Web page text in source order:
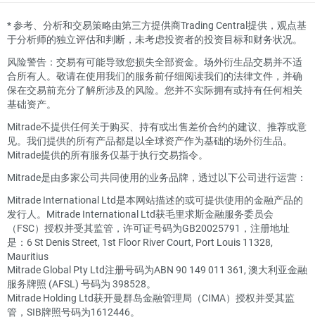
*参考、分析和交易策略由第三方提供商Trading Central提供，观点基
于分析师的独立评估和判断，未考虑投资者的投资目标和财务状况。
风险警告：交易有可能导致您损失全部资金。场外衍生品交易并不适
合所有人。敬请在使用我们的服务前仔细阅读我们的法律文件，并确
保在交易前充分了解所涉及的风险。您并不实际拥有或持有任何相关
基础资产。
Mitrade不提供任何关于购买、持有或出售差价合约的建议、推荐或意
见。我们提供的所有产品都是以全球资产作为基础的场外衍生品。
Mitrade提供的所有服务仅基于执行交易指令。
Mitrade是由多家公司共同使用的业务品牌，透过以下公司进行运营：
Mitrade International Ltd是本网站描述的或可提供使用的金融产品的
发行人。Mitrade International Ltd获毛里求斯金融服务委员会
（FSC）授权并受其监管，许可证号码为GB20025791，注册地址
是：6 St Denis Street, 1st Floor River Court, Port Louis 11328,
Mauritius
Mitrade Global Pty Ltd注册号码为ABN 90 149 011 361, 澳大利亚金融
服务牌照 (AFSL) 号码为 398528。
Mitrade Holding Ltd获开曼群岛金融管理局（CIMA）授权并受其监
管，SIB牌照号码为1612446。